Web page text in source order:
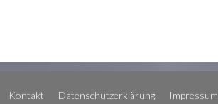
Kontakt Datenschutzerklärung
Impressum